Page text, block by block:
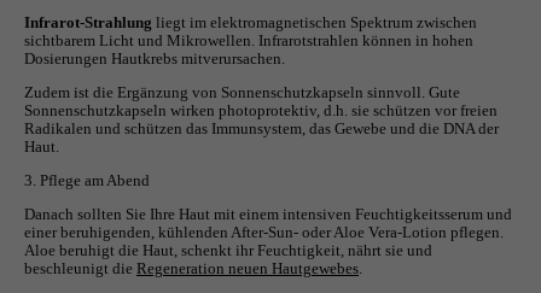
Infrarot-Strahlung liegt im elektromagnetischen Spektrum zwischen
sichtbarem Licht und Mikrowellen. Infrarotstrahlen können in hohen
Dosierungen Hautkrebs mitverursachen.
Zudem ist die Ergänzung von Sonnenschutzkapseln sinnvoll. Gute
Sonnenschutzkapseln wirken photoprotektiv, d.h. sie schützen vor freien
Radikalen und schützen das Immunsystem, das Gewebe und die DNA der
Haut.
3. Pflege am Abend
Danach sollten Sie Ihre Haut mit einem intensiven Feuchtigkeitsserum und
einer beruhigenden, kühlenden After-Sun- oder Aloe Vera-Lotion pflegen.
Aloe beruhigt die Haut, schenkt ihr Feuchtigkeit, nährt sie und
beschleunigt die Regeneration neuen Hautgewebes.